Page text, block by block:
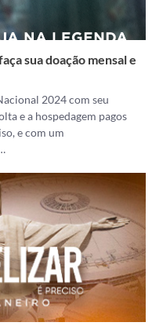
sua doação mensal e
2024 com seu
e a hospedagem pagos
e com um